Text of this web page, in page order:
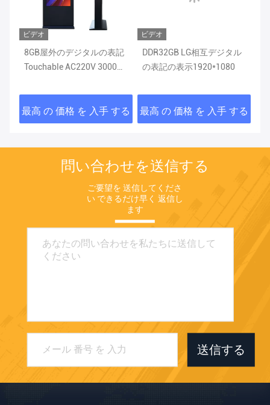
ビデオ
8GB屋外のデジタルの表記
Touchable AC220V 3000の
最高 の 価格 を 入手 する
ビデオ
DDR32GB LG相互デジタル
の表記の表示1920*1080
最高 の 価格 を 入手 する
問い合わせを送信する
ご要望を 送信してくださ
い できるだけ早く 返信し
ます
送信する